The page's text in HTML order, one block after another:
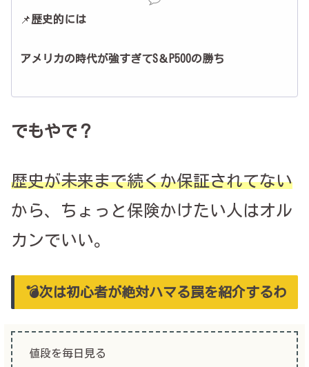
📌歴史的には
アメリカの時代が強すぎてS＆P500の勝ち
でもやで？
歴史が未来まで続くか保証されてない
から、ちょっと保険かけたい人はオル
カンでいい。
💣次は初心者が絶対ハマる罠を紹介するわ
値段を毎日見る